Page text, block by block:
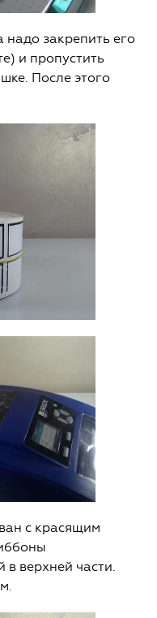
закрепить его
и пропустить
После этого
с красящим
верхней части.